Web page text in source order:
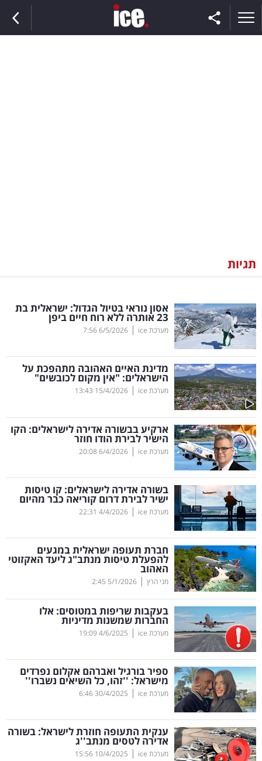
וצרכנות
דיגיטל
וטק
שיווק
ופרסום
משפט
מדדים
ומחקרים
דעות
רכילות
עסקית
קריפטו
ויראלי
טלוויזיה
עסקי
ספורט
קריירה
ולימודים
מינויים
רייטינג
תגיות
אסון נוראי בטיול הגדול: ישראלית בת
23 אותרה ללא רוח חיים ביפן
מערכת ice |
6/5/2026
7:56
מדינת האיים האהובה מתהפכת על
הישראלים: "אין מקום לכובשים"
מערכת ice |
15/4/2026
13:43
ארקיע בבשורה אדירה לישראלים: הקו
הישיר לבירת הודו חוזר
מערכת ice |
6/4/2026
20:08
בשורה אדירה לישראלים: קו טיסות
ישיר לבירת דרום קוריאה כבר מהיום
מערכת ice |
4/4/2026
22:31
חברת תעופה ישראלית במגעים
להפעלת טיסות מנתב"ג ליעד האקזוטי
האהוב
מני הרץ |
5/1/2026
2:45
בעקבות שריפות במטוסים: אלו
החברות שמשנות מדיניות
מערכת ice |
4/6/2025
19:09
ספיר בורגיל ואברהם אקלום נפרדים
מישראל: ''זהו, כל השיאים נשברו''
מערכת ice |
30/4/2025
6:46
ענקית התעופה חוזרת לישראל: בשורה
אדירה לטסים מנתב''ג
מערכת ice |
10/4/2025
15:56